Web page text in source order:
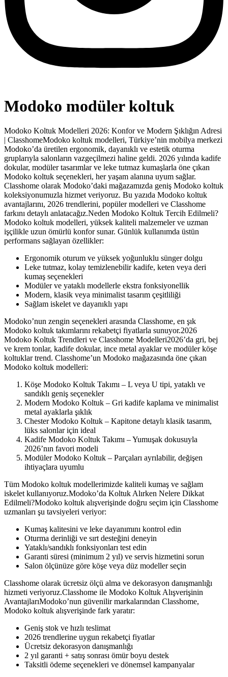
Modoko modüler koltuk
Modoko Koltuk Modelleri 2026: Konfor ve Modern Şıklığın Adresi
| ClasshomeModoko koltuk modelleri, Türkiye’nin mobilya merkezi
Modoko’da üretilen ergonomik, dayanıklı ve estetik oturma
gruplarıyla salonların vazgeçilmezi haline geldi. 2026 yılında kadife
dokular, modüler tasarımlar ve leke tutmaz kumaşlarla öne çıkan
Modoko koltuk seçenekleri, her yaşam alanına uyum sağlar.
Classhome olarak Modoko’daki mağazamızda geniş Modoko koltuk
koleksiyonumuzla hizmet veriyoruz. Bu yazıda Modoko koltuk
avantajlarını, 2026 trendlerini, popüler modelleri ve Classhome
farkını detaylı anlatacağız.Neden Modoko Koltuk Tercih Edilmeli?
Modoko koltuk modelleri, yüksek kaliteli malzemeler ve uzman
işçilikle uzun ömürlü konfor sunar. Günlük kullanımda üstün
performans sağlayan özellikler:
Ergonomik oturum ve yüksek yoğunluklu sünger dolgu
Leke tutmaz, kolay temizlenebilir kadife, keten veya deri
kumaş seçenekleri
Modüler ve yataklı modellerle ekstra fonksiyonellik
Modern, klasik veya minimalist tasarım çeşitliliği
Sağlam iskelet ve dayanıklı yapı
Modoko’nun zengin seçenekleri arasında Classhome, en şık
Modoko koltuk takımlarını rekabetçi fiyatlarla sunuyor.2026
Modoko Koltuk Trendleri ve Classhome Modelleri2026’da gri, bej
ve krem tonlar, kadife dokular, ince metal ayaklar ve modüler köşe
koltuklar trend. Classhome’un Modoko mağazasında öne çıkan
Modoko koltuk modelleri:
Köşe Modoko Koltuk Takımı – L veya U tipi, yataklı ve
sandıklı geniş seçenekler
Modern Modoko Koltuk – Gri kadife kaplama ve minimalist
metal ayaklarla şıklık
Chester Modoko Koltuk – Kapitone detaylı klasik tasarım,
lüks salonlar için ideal
Kadife Modoko Koltuk Takımı – Yumuşak dokusuyla
2026’nın favori modeli
Modüler Modoko Koltuk – Parçaları ayrılabilir, değişen
ihtiyaçlara uyumlu
Tüm Modoko koltuk modellerimizde kaliteli kumaş ve sağlam
iskelet kullanıyoruz.Modoko’da Koltuk Alırken Nelere Dikkat
Edilmeli?Modoko koltuk alışverişinde doğru seçim için Classhome
uzmanları şu tavsiyeleri veriyor:
Kumaş kalitesini ve leke dayanımını kontrol edin
Oturma derinliği ve sırt desteğini deneyin
Yataklı/sandıklı fonksiyonları test edin
Garanti süresi (minimum 2 yıl) ve servis hizmetini sorun
Salon ölçünüze göre köşe veya düz modeller seçin
Classhome olarak ücretsiz ölçü alma ve dekorasyon danışmanlığı
hizmeti veriyoruz.Classhome ile Modoko Koltuk Alışverişinin
AvantajlarıModoko’nun güvenilir markalarından Classhome,
Modoko koltuk alışverişinde fark yaratır:
Geniş stok ve hızlı teslimat
2026 trendlerine uygun rekabetçi fiyatlar
Ücretsiz dekorasyon danışmanlığı
2 yıl garanti + satış sonrası ömür boyu destek
Taksitli ödeme seçenekleri ve dönemsel kampanyalar